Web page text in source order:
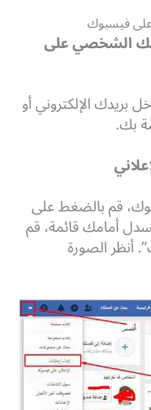
على فيسبوك
الشخصي على
بريدك الإلكتروني أو
بك.
قم بالضغط على
أمامك قائمة، قم
أنظر الصورة